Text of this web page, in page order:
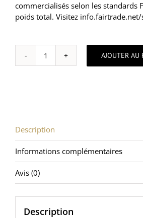
commercialisés selon les standards
poids total. Visitez
quantité
ajouté
–
à
l'inuline
AJOUTER AU
Description
Informations complémentaires
Avis (0)
Description